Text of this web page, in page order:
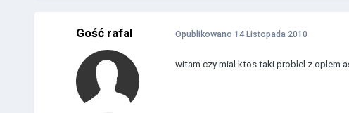
Gość rafal Opublikowano 14 Listopada 2010
witam czy mial ktos taki problel z oplem